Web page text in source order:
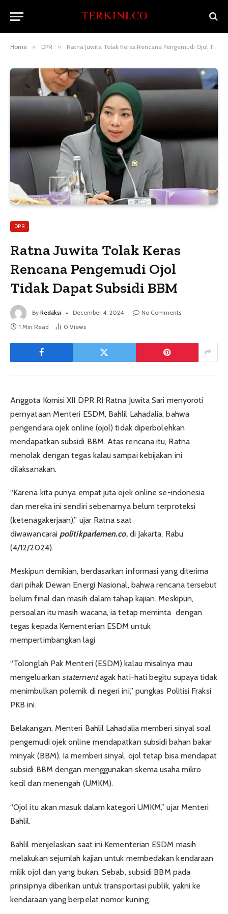
Home » DPR » Ratna Juwita Tolak Keras Rencana Pengemudi Ojol Tidak Dapat Subsidi BBM
DPR
Ratna Juwita Tolak Keras
Rencana Pengemudi Ojol
Tidak Dapat Subsidi BBM
By Redaksi December 4, 2024
No Comments
1 Min Read
0 Views
Anggota Komisi XII DPR RI Ratna Juwita Sari menyoroti
pernyataan Menteri ESDM, Bahlil Lahadalia, bahwa
pengendara ojek online (ojol) tidak diperbolehkan
mendapatkan subsidi BBM. Atas rencana itu, Ratna
menolak dengan tegas kalau sampai kebijakan ini
dilaksanakan.
“Karena kita punya empat juta ojek online se-indonesia
dan mereka ini sendiri sebenarnya belum terproteksi
(ketenagakerjaan),” ujar Ratna saat
diwawancarai politikparlemen.co, di Jakarta, Rabu
(4/12/2024).
Meskipun demikian, berdasarkan informasi yang diterima
dari pihak Dewan Energi Nasional, bahwa rencana tersebut
belum final dan masih dalam tahap kajian. Meskipun,
persoalan itu masih wacana, ia tetap meminta dengan
tegas kepada Kementerian ESDM untuk
mempertimbangkan lagi
“Tolonglah Pak Menteri (ESDM) kalau misalnya mau
mengeluarkanstatementagak hati-hati begitu supaya tidak
menimbulkan polemik di negeri ini,” pungkas Politisi Fraksi
PKB ini.
Belakangan, Menteri Bahlil Lahadalia memberi sinyal soal
pengemudi ojek online mendapatkan subsidi bahan bakar
minyak (BBM). Ia memberi sinyal, ojol tetap bisa mendapat
subsidi BBM dengan menggunakan skema usaha mikro
kecil dan menengah (UMKM).
“Ojol itu akan masuk dalam kategori UMKM,” ujar Menteri
Bahlil.
Bahlil menjelaskan saat ini Kementerian ESDM masih
melakukan sejumlah kajian untuk membedakan kendaraan
milik ojol dan yang bukan. Sebab, subsidi BBM pada
prinsipnya diberikan untuk transportasi publik, yakni ke
kendaraan yang berpelat nomor kuning.